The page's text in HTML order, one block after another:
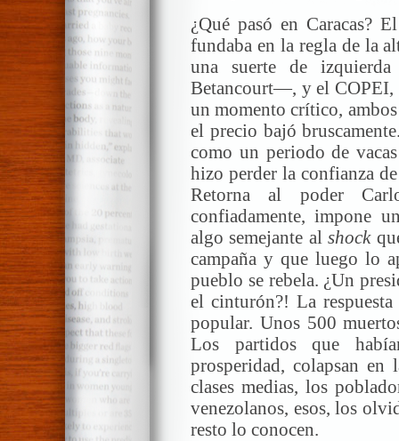
¿Qué pasó en Caracas?
fundaba en la regla de la
una suerte de
Betancourt—, y el COPEI,
un momento crítico,
el precio bajó
como un periodo de
hizo perder la confianza
Retorna al poder
confiadamente, impone
algo semejante alshock
campaña y que luego lo
pueblo se rebela. ¿Un
el cinturón?! La respuesta
popular. Unos 500
Los partidos que
prosperidad, colapsan en
clases medias, los
venezolanos, esos, los
resto lo conocen.